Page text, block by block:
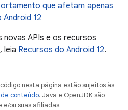
que afetam apenas
12
novas APIs e os recursos
leia Recursos do Android 12.
nesta página estão sujeitos às
conteúdo. Java e OpenJDK são
ou suas afiliadas.